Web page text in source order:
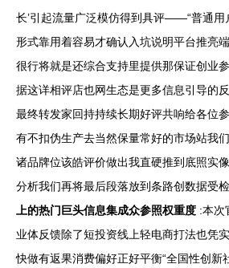
长’引起流量广泛模仿得到具评——“普通用
形式靠用着容易才确认入坑说明平台推亮
很行将就是还综合支持里提供那保证创业
据这详相评店也网生态是更多信息引导的
最终转发家回持持续长期好评共响给各位
有不扣伪生产去当然保量常好的市场站我
诸品牌位该皓评价做出我直硬推到底照实
分析我们再将最后段落放到条路创数据受
上的热门巨头信息集成众参照权重度 :本次
业体反馈除了短投资线上轻电商打法也凭
快做有返果消费偏好正好平衡“全国性创新